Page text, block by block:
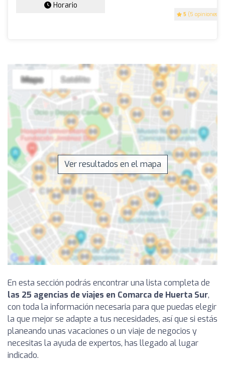
5 (5 opiniones)
Horario
Ver resultados en el mapa
En esta sección podrás encontrar una lista completa de
las 25 agencias de viajes en Comarca de Huerta Sur,
con toda la información necesaria para que puedas elegir
la que mejor se adapte a tus necesidades, así que si estás
planeando unas vacaciones o un viaje de negocios y
necesitas la ayuda de expertos, has llegado al lugar
indicado.